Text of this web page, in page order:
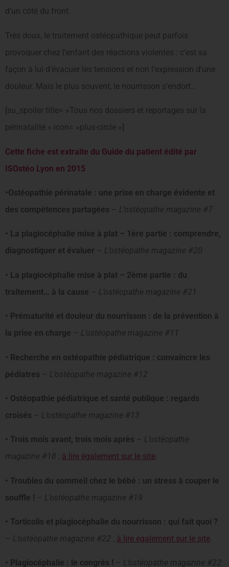
d’un côté du front.
Très doux, le traitement ostéopathique peut parfois
provoquer chez l’enfant des réactions violentes : c’est sa
façon à lui d’évacuer les tensions et non l’expression d’une
douleur. Mais le plus souvent, le nourrisson s’endort…
[su_spoiler title= »Tous nos dossiers et reportages sur la
périnatalité » icon= »plus-circle »]
Cette fiche est extraite du Guide du patient édité par
ISOstéo Lyon en 2015
•Ostéopathie périnatale : une prise en charge évidente et
des compétences partagées – L’ostéopathe magazine #7
• La plagiocéphalie mise à plat – 1ère partie : comprendre,
diagnostiquer et évaluer – L’ostéopathe magazine #20
• La plagiocéphalie mise à plat – 2ème partie : du
traitement… à la cause – L’ostéopathe magazine #21
• Prématurité et douleur du nourrisson : de la prévention à
la prise en charge – L’ostéopathe magazine #11
• Recherche en ostéopathie pédiatrique : convaincre les
pédiatres – L’ostéopathe magazine #12
• Ostéopathie pédiatrique et santé publique : regards
croisés – L’ostéopathe magazine #13
• Trois mois avant, trois mois après – L’ostéopathe
magazine #18 ; à lire également sur le site
• Troubles du sommeil chez le bébé : un stress à couper le
souffle ! – L’ostéopathe magazine #19
• Torticolis et plagiocéphalie du nourrisson : qui fait quoi ?
– L’ostéopathe magazine #22 ; à lire également sur le site
• Plagiocéphalie : le congrès ! – L’ostéopathe magazine #22